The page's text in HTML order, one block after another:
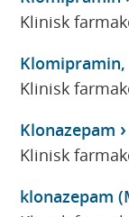
Klinisk
Klomipramin,
Klinisk
Klonazepam
Klinisk
klonazepam